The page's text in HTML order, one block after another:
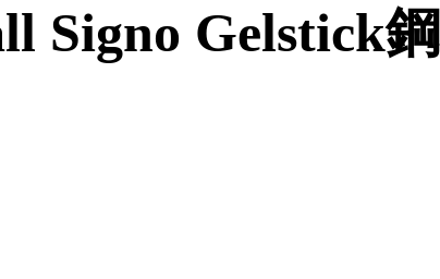
Signo Gelstick